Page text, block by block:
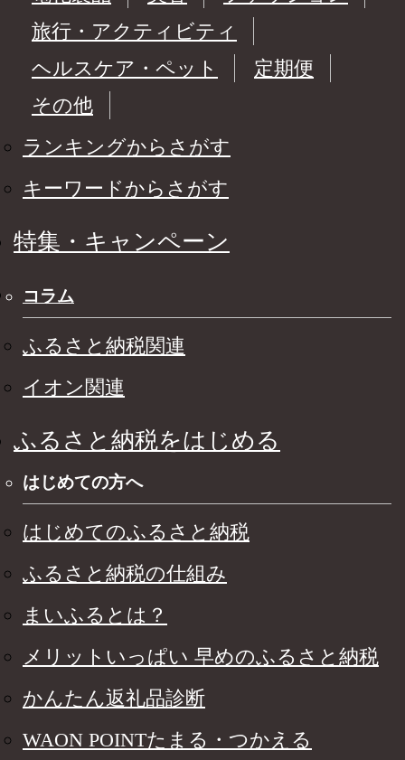
旅行・アクティビティ
ヘルスケア・ペット
定期便
その他
ランキングからさがす
キーワードからさがす
特集・キャンペーン
コラム
ふるさと納税関連
イオン関連
ふるさと納税をはじめる
はじめての方へ
はじめてのふるさと納税
ふるさと納税の仕組み
まいふるとは？
メリットいっぱい 早めのふるさと納税
かんたん返礼品診断
WAON POINTたまる・つかえる